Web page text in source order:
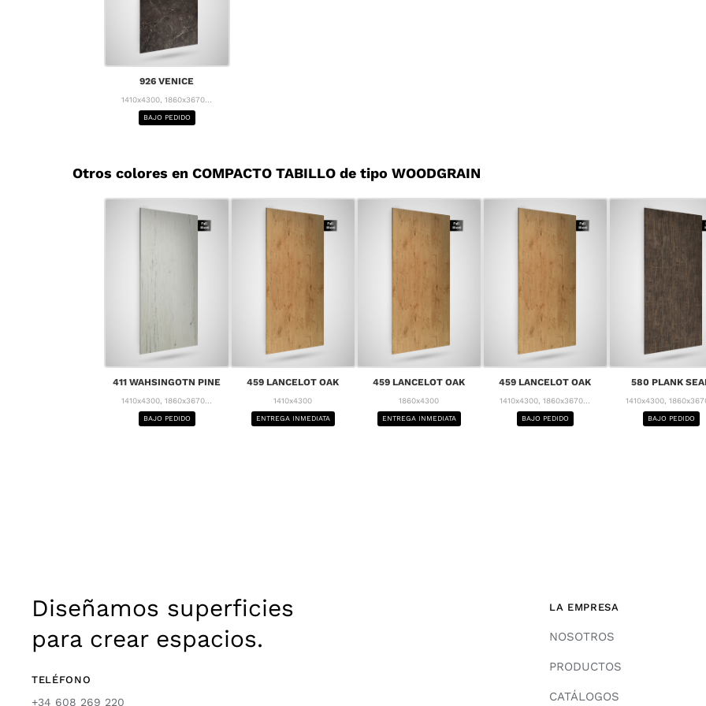
926 VENICE
1410x4300, 1860x3670...
BAJO PEDIDO
Otros colores en COMPACTO TABILLO de tipo WOODGRAIN
411 WAHSINGOTN PINE
1410x4300, 1860x3670...
BAJO PEDIDO
459 LANCELOT OAK
1410x4300
ENTREGA INMEDIATA
459 LANCELOT OAK
1860x4300
ENTREGA INMEDIATA
459 LANCELOT OAK
1410x4300, 1860x3670...
BAJO PEDIDO
580 PLANK
1410x4300,
BAJO PEDIDO
Diseñamos superficies
para crear espacios.
TELÉFONO
+34 608 269 220
LA EMPRESA
NOSOTROS
PRODUCTOS
CATÁLOGOS